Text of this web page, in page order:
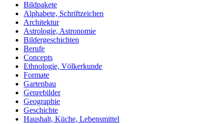
Bildpakete
Alphabete, Schriftzeichen
Architektur
Astrologie, Astronomie
Bildergeschichten
Berufe
Concepts
Ethnologie, Völkerkunde
Formate
Gartenbau
Genrebilder
Geographie
Geschichte
Haushalt, Küche, Lebensmittel